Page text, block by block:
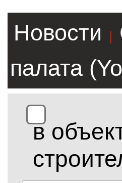
Новости |
палата
в